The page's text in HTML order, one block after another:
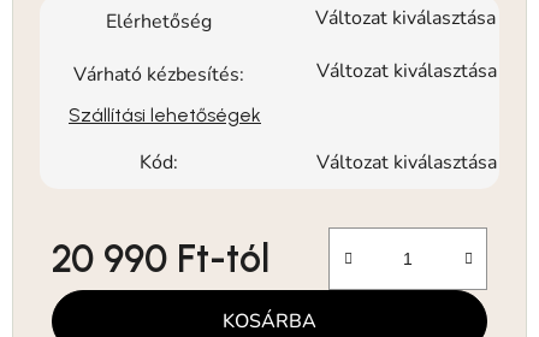
Elérhetőség Változat kiválasztása
Várható kézbesítés: Változat kiválasztása
Szállítási lehetőségek
Kód: Változat kiválasztása
20 990 Ft-tól
Egységár:
KOSÁRBA